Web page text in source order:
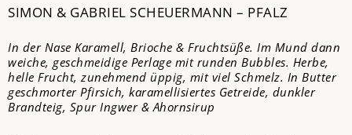
SIMON & GABRIEL SCHEUERMANN – PFALZ
In der Nase Karamell, Brioche & Fruchtsüße. Im Mund dann
weiche, geschmeidige Perlage mit runden Bubbles. Herbe,
helle Frucht, zunehmend üppig, mit viel Schmelz. In Butter
geschmorter Pfirsich, karamellisiertes Getreide, dunkler
Brandteig, Spur Ingwer & Ahornsirup